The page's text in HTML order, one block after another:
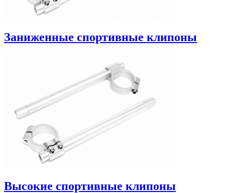
Заниженные спортивные клипоны
Высокие спортивные клипоны